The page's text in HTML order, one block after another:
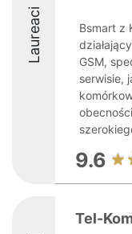
Laureaci
Bsmart z
GSM,
serwisie,
9.6
Tel-